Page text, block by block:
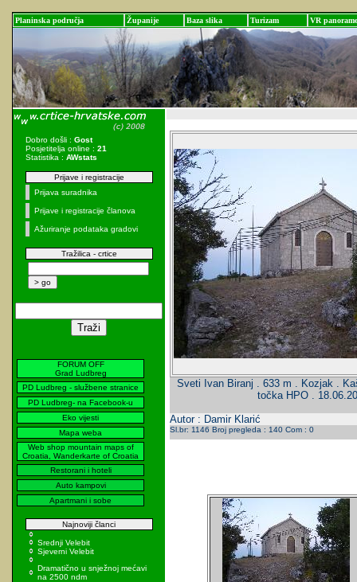
Planinska područja Županije Baza slika Turizam VR panorame
Dobro došli : Gost
Posjetitelja online : 21
Statistika : AWstats
Prijave i registracije
Prijava suradnika
Prijave i registracije članova
Ažuriranje podataka gradovi
Tražilica - crtice
FORUM OFF
Grad Ludbreg
PD Ludbreg - službene stranice
PD Ludbreg- na Facebook-u
Eko vijesti
Mapa weba
Web shop mountain maps of
Croatia, Wanderkarte of Croatia
Restorani i hoteli
Auto kampovi
Apartmani i sobe
Najnoviji članci
Srednji Velebit
Sjeverni Velebit
Dramatično u snježnoj mećavi
na 2500 ndm
Sveti Ivan Biranj . 633 m . Kozjak .
točka HPO .
Autor : Damir Klarić
Sl.br: 1146 Broj pregleda : 140 Com : 0